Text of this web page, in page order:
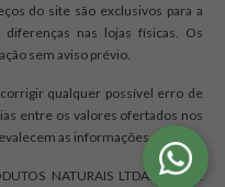
do site são exclusivos para a
nas lojas físicas. Os
sem aviso prévio.
qualquer possível erro de
entre os valores ofertados nos
as informações do site.
NATURAIS LTDA. | CNPJ: